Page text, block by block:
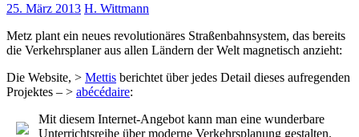
25. März 2013 H. Wittmann
Metz plant ein neues revolutionäres Straßenbahnsystem, das bereits
die Verkehrsplaner aus allen Ländern der Welt magnetisch anzieht:
Die Website, > Mettis berichtet über jedes Detail dieses aufregenden
Projektes – > abécédaire:
Mit diesem Internet-Angebot kann man eine wunderbare
Unterrichtsreihe über moderne Verkehrsplanung gestalten.